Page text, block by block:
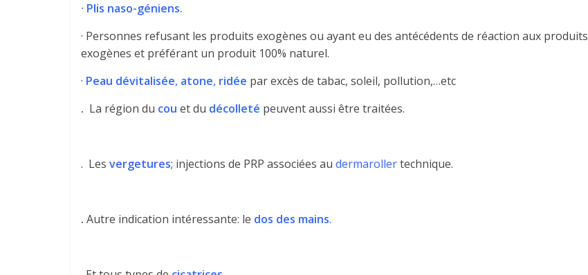
· Plis naso-géniens.
· Personnes refusant les produits exogènes ou ayant eu des antécédents de réaction aux produits
exogènes et préférant un produit 100% naturel.
· Peau dévitalisée, atone, ridée par excès de tabac, soleil, pollution,…etc
. La région du cou et du décolleté peuvent aussi être traitées.
. Les vergetures; injections de PRP associées au dermarollertechnique.
. Autre indication intéressante: le dos des mains.